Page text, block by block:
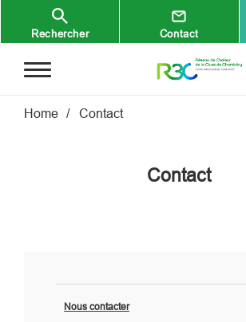
Aller au contenu principal
Rechercher Contact
Fil d'Ariane
Home Contact
Contact
Nous contacter